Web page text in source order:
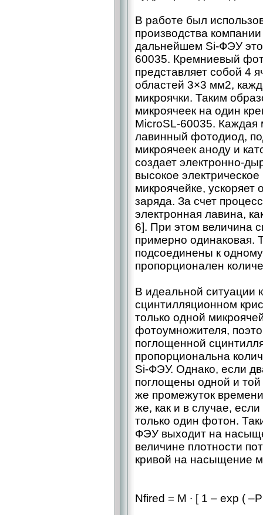
В работе был
производства
дальнейшем Si-ФЭУ
60035. Кремниевый
представляет собой 4
областей 3×3 мм2,
микроячки. Таким
микроячеек на один
MicroSL-60035. Каждая
лавинный фотодиод,
микроячеек аноду и
создает электронно-
высокое
микроячейке,
заряда. За счет
электронная лавина,
6]. При этом величина
примерно одинаковая.
подсоединены к
пропорционален
В идеальной ситуации
сцинтилляционном
только одной
фотоумножителя,
поглощенной
пропорциональна
Si-ФЭУ. Однако, если
поглощены одной и той
же промежуток
же, как и в случае,
только один фотон.
ФЭУ выходит на
величине плотности
кривой на насыщение
Nfired = M ∙ [ 1 – exp (